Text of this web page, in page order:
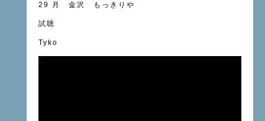
29 月 金沢 もっきりや
試聴
Tyko